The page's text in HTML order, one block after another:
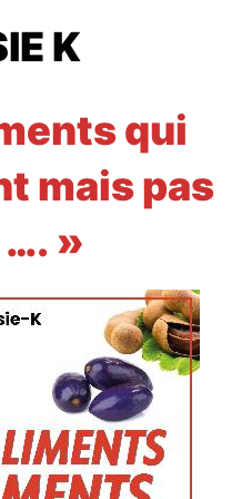
K
qui
mais pas
»